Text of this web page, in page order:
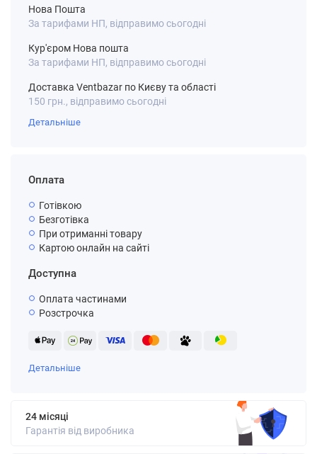
Нова Пошта
За тарифами НП, відправимо сьогодні
Кур'єром Нова пошта
За тарифами НП, відправимо сьогодні
Доставка Ventbazar по Києву та області
150 грн., відправимо сьогодні
Детальніше
Оплата
Готівкою
Безготівка
При отриманні товару
Картою онлайн на сайті
Доступна
Оплата частинами
Розстрочка
Детальніше
24 місяці
Гарантія від виробника